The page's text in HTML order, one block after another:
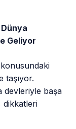
Geliyor
taşıyor.
devleriyle başa
dikkatleri